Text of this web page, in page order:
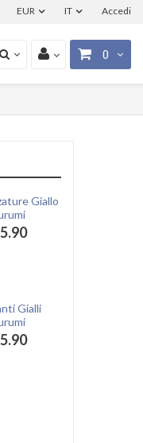
Accedi
IT
EUR
0
Giallo
Gialli